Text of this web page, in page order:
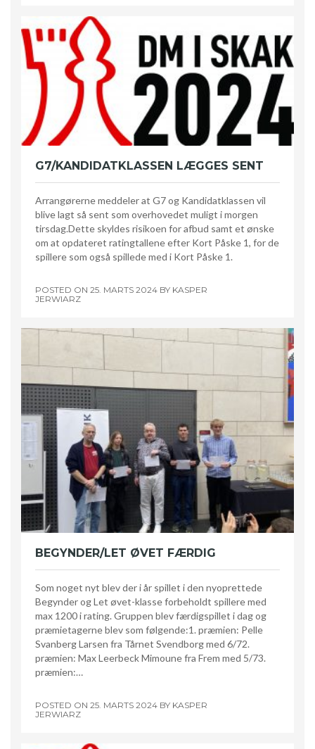
G7/KANDIDATKLASSEN LÆGGES SENT
Arrangørerne meddeler at G7 og Kandidatklassen vil
blive lagt så sent som overhovedet muligt i morgen
tirsdag.Dette skyldes risikoen for afbud samt et ønske
om at opdateret ratingtallene efter Kort Påske 1, for de
spillere som også spillede med i Kort Påske 1.
POSTED ON 25. MARTS 2024 BY KASPER
JERWIARZ
BEGYNDER/LET ØVET FÆRDIG
Som noget nyt blev der i år spillet i den nyoprettede
Begynder og Let øvet-klasse forbeholdt spillere med
max 1200 i rating. Gruppen blev færdigspillet i dag og
præmietagerne blev som følgende:1. præmien: Pelle
Svanberg Larsen fra Tårnet Svendborg med 6/72.
præmien: Max Leerbeck Mimoune fra Frem med 5/73.
præmien:…
POSTED ON 25. MARTS 2024 BY KASPER
JERWIARZ